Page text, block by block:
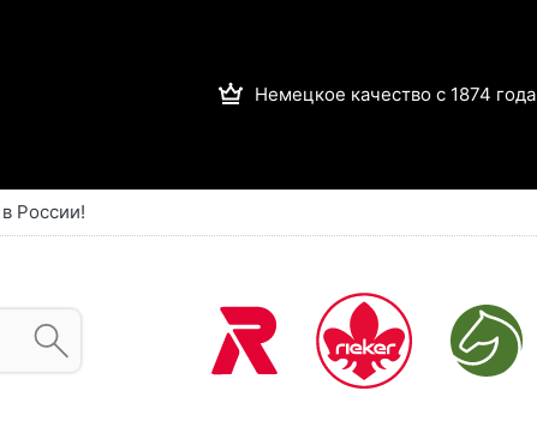
Немецкое качество с 1874 года
в России!